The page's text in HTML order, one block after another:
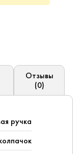
Отзывы
(0)
ручка